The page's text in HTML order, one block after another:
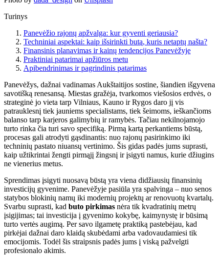
Turinys
Panevėžio rajonų apžvalga: kur gyventi geriausia?
Techniniai aspektai: kaip išsirinkti butą, kuris netaptų našta?
Finansinis planavimas ir kainų tendencijos Panevėžyje
Praktiniai patarimai apžiūros metu
Apibendrinimas ir pagrindinis patarimas
Panevėžys, dažnai vadinamas Aukštaitijos sostine, šiandien išgyvena
savotišką renesansą. Miestas gražėja, tvarkomos viešosios erdvės, o
strateginė jo vieta tarp Vilniaus, Kauno ir Rygos daro jį vis
patrauklesnį tiek jauniems specialistams, tiek šeimoms, ieškančioms
balanso tarp karjeros galimybių ir ramybės. Tačiau nekilnojamojo
turto rinka čia turi savo specifiką. Pirmą kartą perkantiems būstą,
procesas gali atrodyti gąsdinantis: nuo rajonų pasirinkimo iki
techninių pastato niuansų vertinimo. Šis gidas padės jums suprasti,
kaip užtikrintai žengti pirmąjį žingsnį ir įsigyti namus, kurie džiugins
ne vienerius metus.
Sprendimas įsigyti nuosavą būstą yra viena didžiausių finansinių
investicijų gyvenime. Panevėžyje pasiūla yra spalvinga – nuo senos
statybos blokinių namų iki modernių projektų ar renovuotų kvartalų.
Svarbu suprasti, kad buto pirkimas nėra tik kvadratinių metrų
įsigijimas; tai investicija į gyvenimo kokybę, kaimynystę ir būsimą
turto vertės augimą. Per savo ilgametę praktiką pastebėjau, kad
pirkėjai dažnai daro klaidą skubėdami arba vadovaudamiesi tik
emocijomis. Todėl šis straipsnis padės jums į viską pažvelgti
profesionalo akimis.